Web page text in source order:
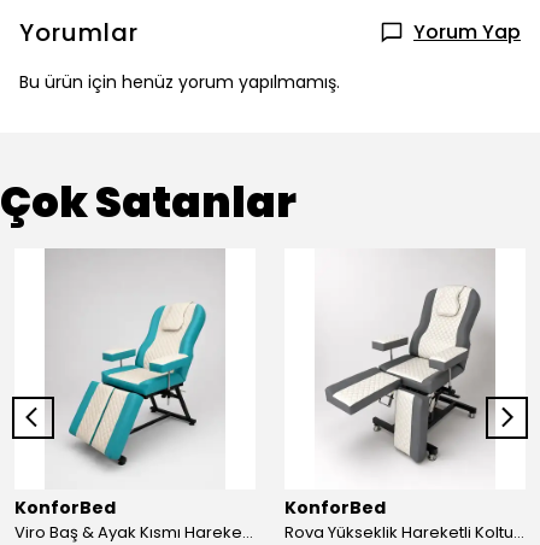
Yorumlar Yorum Yap
Bu ürün için henüz yorum yapılmamış.
Çok Satanlar
KonforBed
Viro Baş & Ayak Kısmı Hareketli Koltuk Çift Bacaklı
KonforBed
Rova Yükseklik Hareketli Koltuk (Hidrolik) Beyaz-Gri